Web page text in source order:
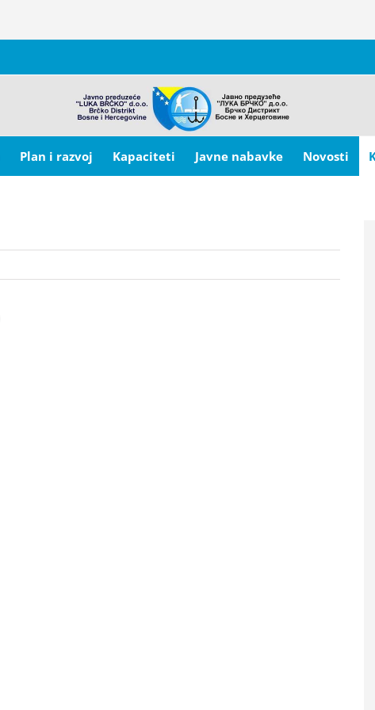
Plan i razvoj Kapaciteti Javne nabavke Novosti